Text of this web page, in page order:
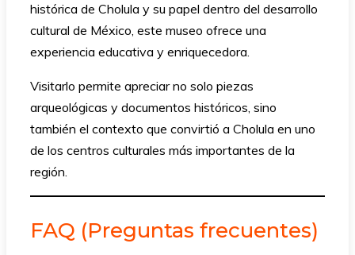
histórica de Cholula y su papel dentro del desarrollo
cultural de México, este museo ofrece una
experiencia educativa y enriquecedora.
Visitarlo permite apreciar no solo piezas
arqueológicas y documentos históricos, sino
también el contexto que convirtió a Cholula en uno
de los centros culturales más importantes de la
región.
FAQ (Preguntas frecuentes)